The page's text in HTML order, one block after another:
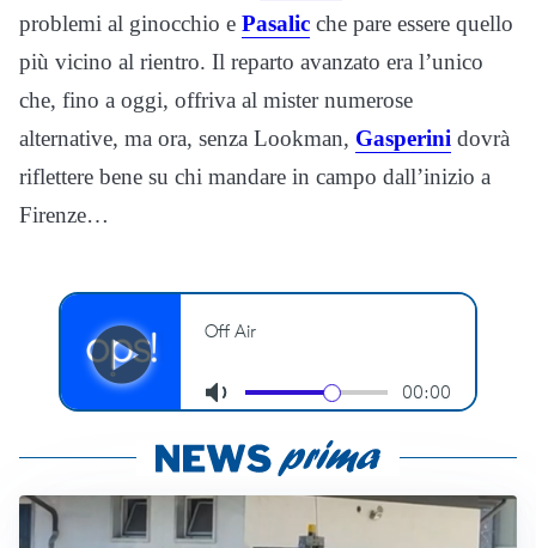
problemi al ginocchio e Pasalic che pare essere quello
più vicino al rientro. Il reparto avanzato era l’unico
che, fino a oggi, offriva al mister numerose
alternative, ma ora, senza Lookman, Gasperini dovrà
riflettere bene su chi mandare in campo dall’inizio a
Firenze…